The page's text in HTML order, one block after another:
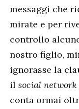
messaggi che
mirate e per
controllo
nostro figlio,
ignorasse la
il social network
conta ormai